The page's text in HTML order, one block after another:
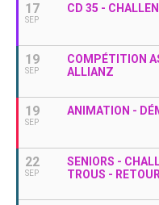
17
SEP
CD 35 -
19
SEP
COMPÉTITION
ALLIANZ
19
SEP
ANIMATION -
22
SEP
SENIORS -
TROUS -